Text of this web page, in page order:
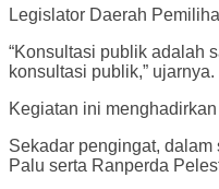
Legislator Daerah
“Konsultasi publik adalah
konsultasi publik,” ujarnya.
Kegiatan ini
Sekadar pengingat,
Palu serta Ranperda